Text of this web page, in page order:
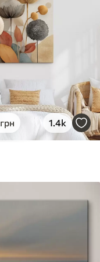
грн 1.4k